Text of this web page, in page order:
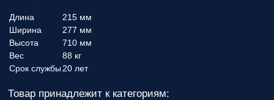
Длина
215 мм
Ширина
277 мм
Высота
710 мм
Вес
88 кг
Срок службы 20 лет
Товар принадлежит к категориям: